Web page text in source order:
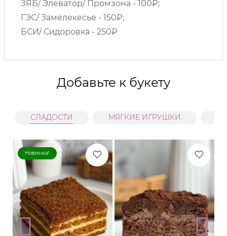
ЗЯБ/ Элеватор/ Промзона - 100₽;
ГЭС/ Замелекесье - 150₽;
БСИ/ Сидоровка - 250₽
Добавьте к букету
СЛАДОСТИ МЯГКИЕ ИГРУШКИ
Новинка!